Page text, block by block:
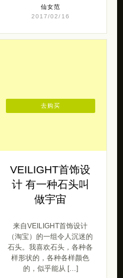
仙女范
2017/02/16
VEILIGHT首饰设
计 有一种石头叫
做宇宙
来自VEILIGHT首饰设计
（淘宝）的一组令人沉迷的
石头。我喜欢石头，各种各
样形状的，各种各样颜色
的，似乎能从 […]
去购买